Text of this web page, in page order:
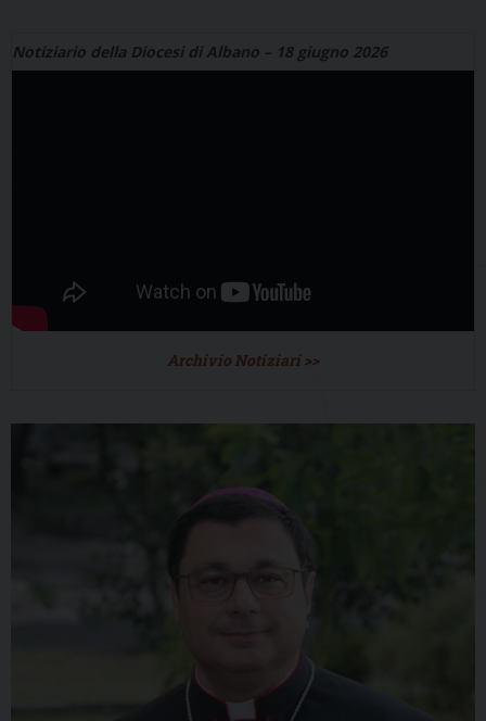
Notiziario della Diocesi di Albano – 18 giugno 2026
Archivio Notiziari >>